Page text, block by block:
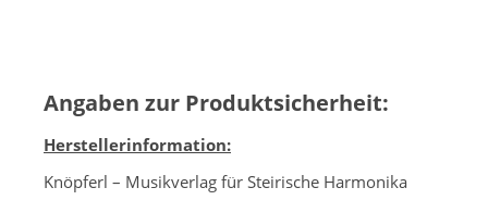
Angaben zur Produktsicherheit:
Herstellerinformation:
Knöpferl – Musikverlag für Steirische Harmonika